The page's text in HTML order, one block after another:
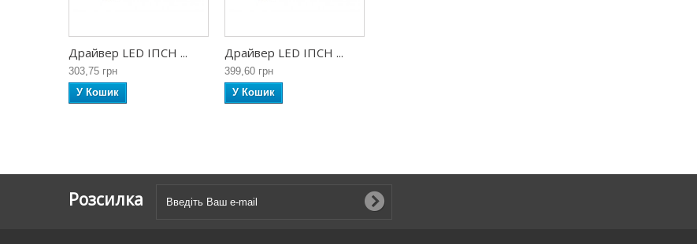
Драйвер LED ІПСН ...
303,75 грн
У Кошик
Драйвер LED ІПСН ...
399,60 грн
У Кошик
Розсилка